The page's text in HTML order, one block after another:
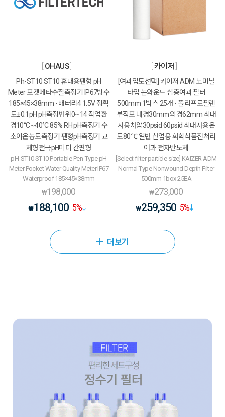
OHAUS
Ph-ST10 ST10 휴대용펜형 pH
Meter 포켓메타수질측정기 IP67방수
185×45×38mm - 배터리4 1.5V 정확
도±0.1pH pH측정범위0~14 작업환
경10°C~40°C 85% RH pH측정기 수
소이온농도측정기 펜형pH측정기 교
체형전극pH미터 간편형
pH-ST10 ST10 Portable Pen-Type pH
Meter Pocket Water Quality Meter IP67
Waterproof 185×45×38mm
₩198,000
₩188,100 5%
카이저
[여과입도선택] 카이저 ADM 노미널
타입 논와운드 심층여과 필터
500mm 1박스 25개 - 폴리프로필렌
부직포 내경30mm 외경62mm 최대
사용차압30psid 60psid 최대사용온
도80℃ 일반 산업용 화학식품전처리
여과 전자반도체
[Select filter particle size] KAIZER ADM
Normal Type Nonwound Depth Filter
500mm 1box 25EA
₩273,000
₩259,350 5%
더보기